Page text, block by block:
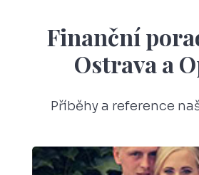
Finanční
Ostrava a
Příběhy a reference